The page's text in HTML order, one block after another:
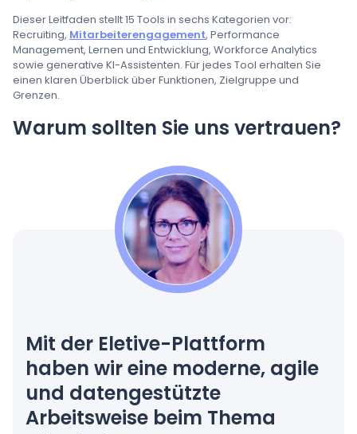
Dieser Leitfaden stellt 15 Tools in sechs Kategorien vor:
Recruiting, Mitarbeiterengagement, Performance
Management, Lernen und Entwicklung, Workforce Analytics
sowie generative KI-Assistenten. Für jedes Tool erhalten Sie
einen klaren Überblick über Funktionen, Zielgruppe und
Grenzen.
Warum sollten Sie uns vertrauen?
Mit der Eletive-Plattform
haben wir eine moderne, agile
und datengestützte
Arbeitsweise beim Thema